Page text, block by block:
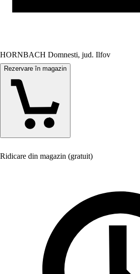
HORNBACH Domnesti, jud. Ilfov
Rezervare în magazin
Ridicare din magazin (gratuit)